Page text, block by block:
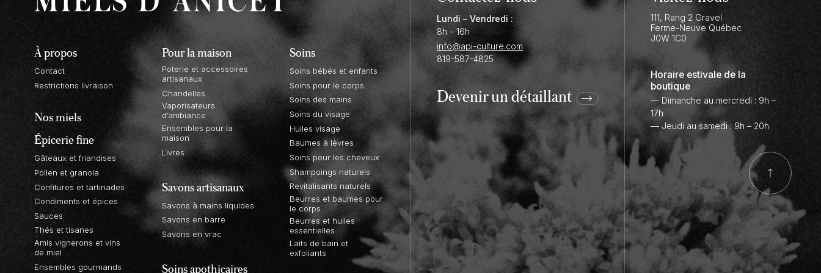
À propos
Contact
Restrictions livraison
Nos miels
Épicerie fine
Gâteaux et friandises
Pollen et granola
Confitures et tartinades
Condiments et épices
Sauces
Thés et tisanes
Amis vignerons et vins
de miel
Ensembles gourmands
Pour la maison
Poterie et accessoires
artisanaux
Chandelles
Vaporisateurs
d’ambiance
Ensembles pour la
maison
Livres
Savons artisanaux
Savons à mains liquides
Savons en barre
Savons en vrac
Soins apothicaires
Soins
Soins bébés et enfants
Soins pour le corps
Soins des mains
Soins du visage
Huiles visage
Baumes à lèvres
Soins pour les cheveux
Shampoings naturels
Revitalisants naturels
Beurres et baumes pour
le corps
Beurres et huiles
essentielles
Laits de bain et
exfoliants
Lundi – Vendredi :
8h – 16h
info@api-culture.com
819-587-4825
Devenir undétaillant
111, Rang 2 Gravel
Ferme-Neuve Québec
J0W 1C0
Horaire estivale de la
boutique
— Dimanche au mercredi : 9h –
17h
— Jeudi au samedi : 9h – 20h